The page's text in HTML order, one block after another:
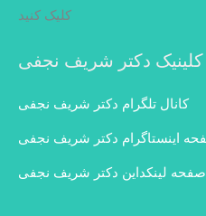
کلیک کنید
دکتر شریف نجفی
کانال تلگرام دکتر شریف نجفی
اینستاگرام دکتر شریف نجفی
صفحه لینکداین دکتر شریف نجفی